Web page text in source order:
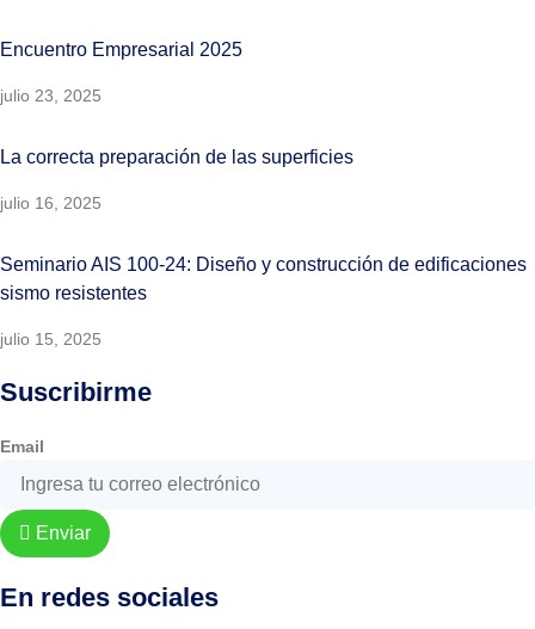
Encuentro Empresarial 2025
julio 23, 2025
La correcta preparación de las superficies
julio 16, 2025
Seminario AIS 100-24: Diseño y construcción de edificaciones
sismo resistentes
julio 15, 2025
Suscribirme
Email
Enviar
En redes sociales